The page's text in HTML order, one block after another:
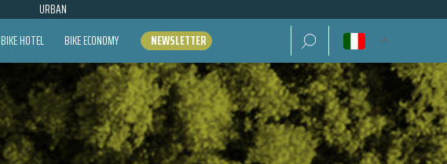
URBAN
BIKE HOTEL BIKE ECONOMY NEWSLETTER Ricerca per: